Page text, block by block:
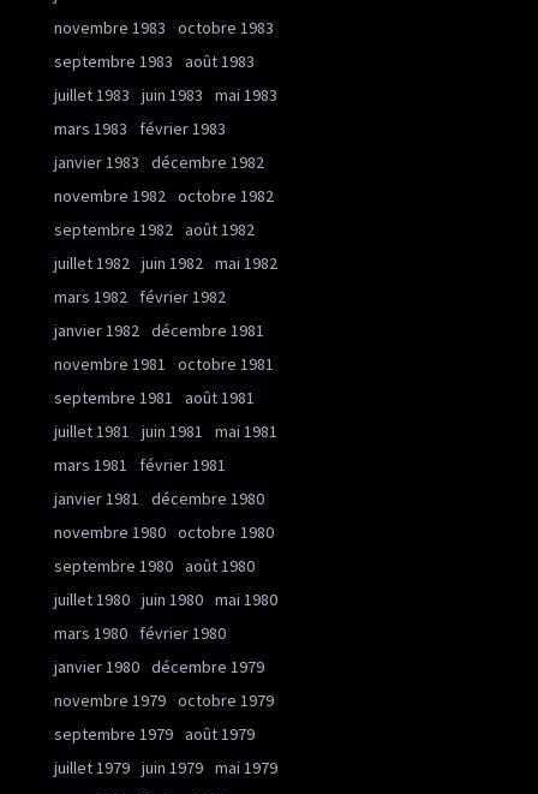
novembre 1983
octobre 1983
septembre 1983
août 1983
juillet 1983
juin 1983
mai 1983
mars 1983
février 1983
janvier 1983
décembre 1982
novembre 1982 octobre 1982
septembre 1982 août 1982
juillet 1982 juin 1982 mai 1982
mars 1982
février 1982
janvier 1982 décembre 1981
novembre 1981
octobre 1981
septembre 1981
août 1981
juillet 1981
juin 1981
mai 1981
mars 1981
février 1981
janvier 1981
décembre 1980
novembre 1980 octobre 1980
septembre 1980 août 1980
juillet 1980 juin 1980 mai 1980
mars 1980
février 1980
janvier 1980 décembre 1979
novembre 1979 octobre 1979
septembre 1979 août 1979
juillet 1979 juin 1979 mai 1979